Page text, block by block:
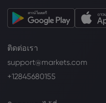
ติดต่อเรา
support@markets.com
+12845680155